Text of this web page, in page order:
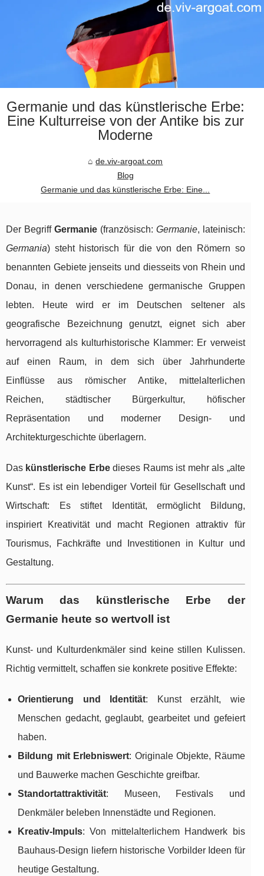
Germanie und das künstlerische Erbe:
Eine Kulturreise von der Antike bis zur
Moderne
de.viv-argoat.com
Blog
Germanie und das künstlerische Erbe: Eine...
Der Begriff Germanie(französisch: Germanie, lateinisch:
Germania) steht historisch für die von den Römern so
benannten Gebiete jenseits und diesseits von Rhein und
Donau, in denen verschiedene germanische Gruppen
lebten. Heute wird er im Deutschen seltener als
geografische Bezeichnung genutzt, eignet sich aber
hervorragend als kulturhistorische Klammer: Er verweist
auf einen Raum, in dem sich über Jahrhunderte
Einflüsse aus römischer Antike, mittelalterlichen
Reichen, städtischer Bürgerkultur, höfischer
Repräsentation und moderner Design- und
Architekturgeschichte überlagern.
Das künstlerische Erbedieses Raums ist mehr als „alte
Kunst“. Es ist ein lebendiger Vorteil für Gesellschaft und
Wirtschaft: Es stiftet Identität, ermöglicht Bildung,
inspiriert Kreativität und macht Regionen attraktiv für
Tourismus, Fachkräfte und Investitionen in Kultur und
Gestaltung.
Warum das künstlerische Erbe der
Germanie heute so wertvoll ist
Kunst- und Kulturdenkmäler sind keine stillen Kulissen.
Richtig vermittelt, schaffen sie konkrete positive Effekte:
Orientierung und Identität: Kunst erzählt, wie
Menschen gedacht, geglaubt, gearbeitet und gefeiert
haben.
Bildung mit Erlebniswert: Originale Objekte, Räume
und Bauwerke machen Geschichte greifbar.
Standortattraktivität: Museen, Festivals und
Denkmäler beleben Innenstädte und Regionen.
Kreativ-Impuls: Von mittelalterlichem Handwerk bis
Bauhaus-Design liefern historische Vorbilder Ideen für
heutige Gestaltung.